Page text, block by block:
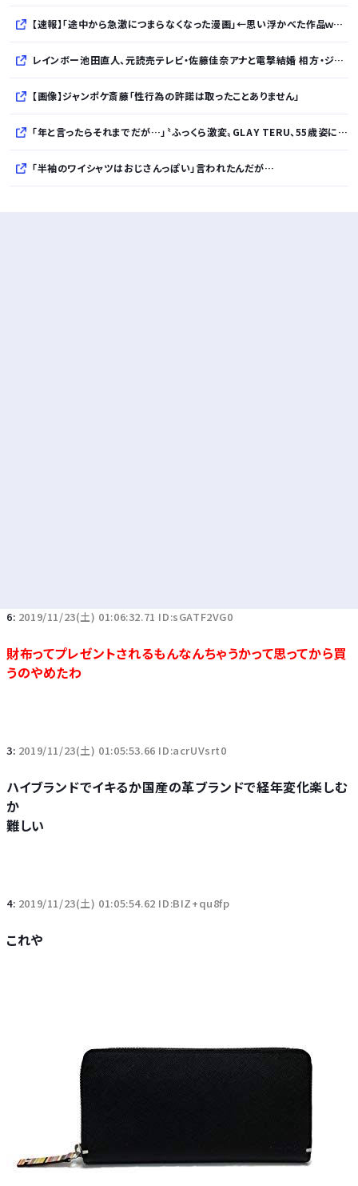
【速報】「途中から急激につまらなくなった漫画」←思い浮かべた作品ｗｗｗｗｗｗｗｗｗｗ
レインボー池田直人、元読売テレビ・佐藤佳奈アナと電撃結婚 相方・ジャンボにサプライズ報告
【画像】ジャンポケ斎藤「性行為の許諾は取ったことありません」
「年と言ったらそれまでだが…」〝ふっくら激変〟GLAY TERU、55歳姿に「人として好きすぎる」「TERUさんには見えない」「分からなかった」
「半袖のワイシャツはおじさんっぽい」言われたんだが…
6: 2019/11/23(土) 01:06:32.71 ID:sGATF2VG0
財布ってプレゼントされるもんなんちゃうかって思ってから買
うのやめたわ
3: 2019/11/23(土) 01:05:53.66 ID:acrUVsrt0
ハイブランドでイキるか国産の革ブランドで経年変化楽しむ
か
難しい
4: 2019/11/23(土) 01:05:54.62 ID:BIZ+qu8fp
これや